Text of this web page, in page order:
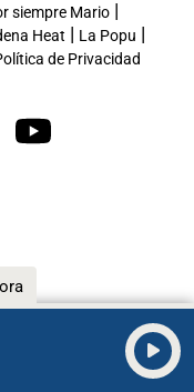
siempre Mario|
Heat | La Popu |
de Privacidad